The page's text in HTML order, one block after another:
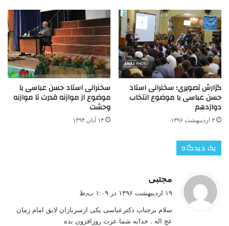
گزارش تصویری؛ سخنرانی استاد
حسن عباسی با موضوع انتخاب
دوازدهم
۳ اردیبهشت ۱۳۹۶
سخنرانی استاد حسن عباسی با
موضوع از موازنه قدرت تا موازنه
وحشت
۱۴ آبان ۱۳۹۴
یک دیدگاه
مجتبی
:
۱۹ اردیبهشت ۱۳۹۶ در ۱:۰۹ ب٫ظ
سلام برجناب دکترعباسی یکی ازسربازان لایق امام زمان
عج اله . خدابه شما عزت روزافزون بده